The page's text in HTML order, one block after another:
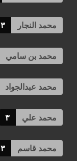
محمد النجار ٣
محمد بن سامي
محمد عبدالجواد
محمد علي ٣
محمد قاسم ٣